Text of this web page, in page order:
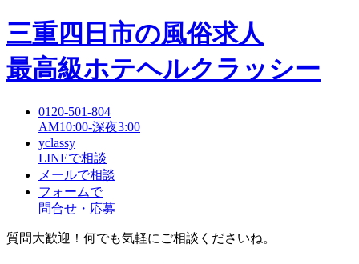
三重四日市の風俗求人
最高級ホテヘルクラッシー
0120-501-804
AM10:00-深夜3:00
yclassy
LINEで相談
メールで相談
フォームで
問合せ・応募
質問大歓迎！何でも気軽にご相談くださいね。